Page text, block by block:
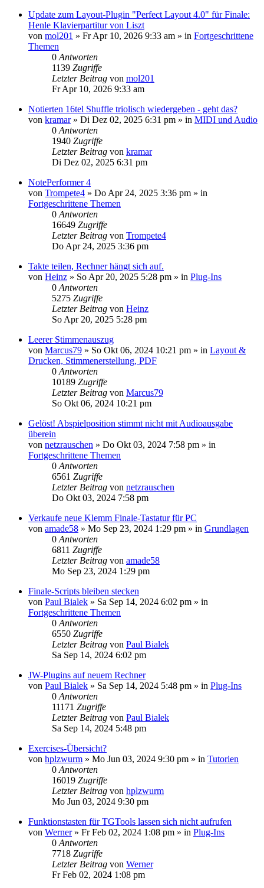
Update zum Layout-Plugin "Perfect Layout 4.0" für Finale:
Henle Klavierpartitur von Liszt
von mol201 » Fr Apr 10, 2026 9:33 am » in Fortgeschrittene
Themen
0 Antworten
1139 Zugriffe
Letzter Beitrag von mol201
Fr Apr 10, 2026 9:33 am
Notierten 16tel Shuffle triolisch wiedergeben - geht das?
von kramar» Di Dez 02, 2025 6:31 pm » in MIDI und Audio
0 Antworten
1940 Zugriffe
Letzter Beitrag von kramar
Di Dez 02, 2025 6:31 pm
NotePerformer 4
von Trompete4 » Do Apr 24, 2025 3:36 pm » in
Fortgeschrittene Themen
0 Antworten
16649 Zugriffe
Letzter Beitrag von Trompete4
Do Apr 24, 2025 3:36 pm
Takte teilen, Rechner hängt sich auf.
von Heinz » So Apr 20, 2025 5:28 pm » in Plug-Ins
0 Antworten
5275 Zugriffe
Letzter Beitrag von Heinz
So Apr 20, 2025 5:28 pm
Leerer Stimmenauszug
von Marcus79 » So Okt 06, 2024 10:21 pm » in Layout &
Drucken, Stimmenerstellung, PDF
0 Antworten
10189 Zugriffe
Letzter Beitrag von Marcus79
So Okt 06, 2024 10:21 pm
Gelöst! Abspielposition stimmt nicht mit Audioausgabe
überein
von netzrauschen » Do Okt 03, 2024 7:58 pm » in
Fortgeschrittene Themen
0 Antworten
6561 Zugriffe
Letzter Beitrag von netzrauschen
Do Okt 03, 2024 7:58 pm
Verkaufe neue Klemm Finale-Tastatur für PC
von amade58 » Mo Sep 23, 2024 1:29 pm » in Grundlagen
0 Antworten
6811 Zugriffe
Letzter Beitrag von amade58
Mo Sep 23, 2024 1:29 pm
Finale-Scripts bleiben stecken
von Paul Bialek » Sa Sep 14, 2024 6:02 pm » in
Fortgeschrittene Themen
0 Antworten
6550 Zugriffe
Letzter Beitrag von Paul Bialek
Sa Sep 14, 2024 6:02 pm
JW-Plugins auf neuem Rechner
von Paul Bialek » Sa Sep 14, 2024 5:48 pm » in Plug-Ins
0 Antworten
11171 Zugriffe
Letzter Beitrag von Paul Bialek
Sa Sep 14, 2024 5:48 pm
Exercises-Übersicht?
von hplzwurm » Mo Jun 03, 2024 9:30 pm » in Tutorien
0 Antworten
16019 Zugriffe
Letzter Beitrag von hplzwurm
Mo Jun 03, 2024 9:30 pm
Funktionstasten für TGTools lassen sich nicht aufrufen
von Werner» Fr Feb 02, 2024 1:08 pm » in Plug-Ins
0 Antworten
7718 Zugriffe
Letzter Beitrag von Werner
Fr Feb 02, 2024 1:08 pm